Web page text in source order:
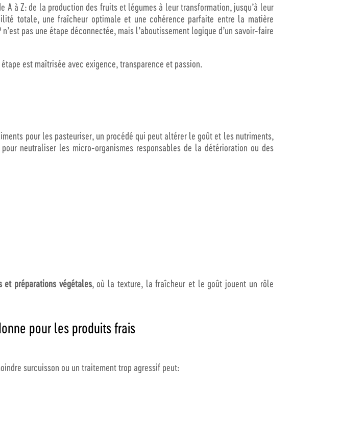
à Z: de la production des fruits et légumes à leur transformation, jusqu’à leur
totale, une fraîcheur optimale et une cohérence parfaite entre la matière
pas une étape déconnectée, mais l’aboutissement logique d’un savoir-faire
est maîtrisée avec exigence, transparence et passion.
pour les pasteuriser, un procédé qui peut altérer le goût et les nutriments,
neutraliser les micro-organismes responsables de la détérioration ou des
et préparations végétales, où la texture, la fraîcheur et le goût jouent un rôle
pour les produits frais
surcuisson ou un traitement trop agressif peut: